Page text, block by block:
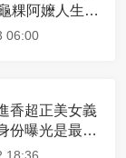
粿阿嬤人生謝
06:00
香超正美女義
份曝光是最美
結婚